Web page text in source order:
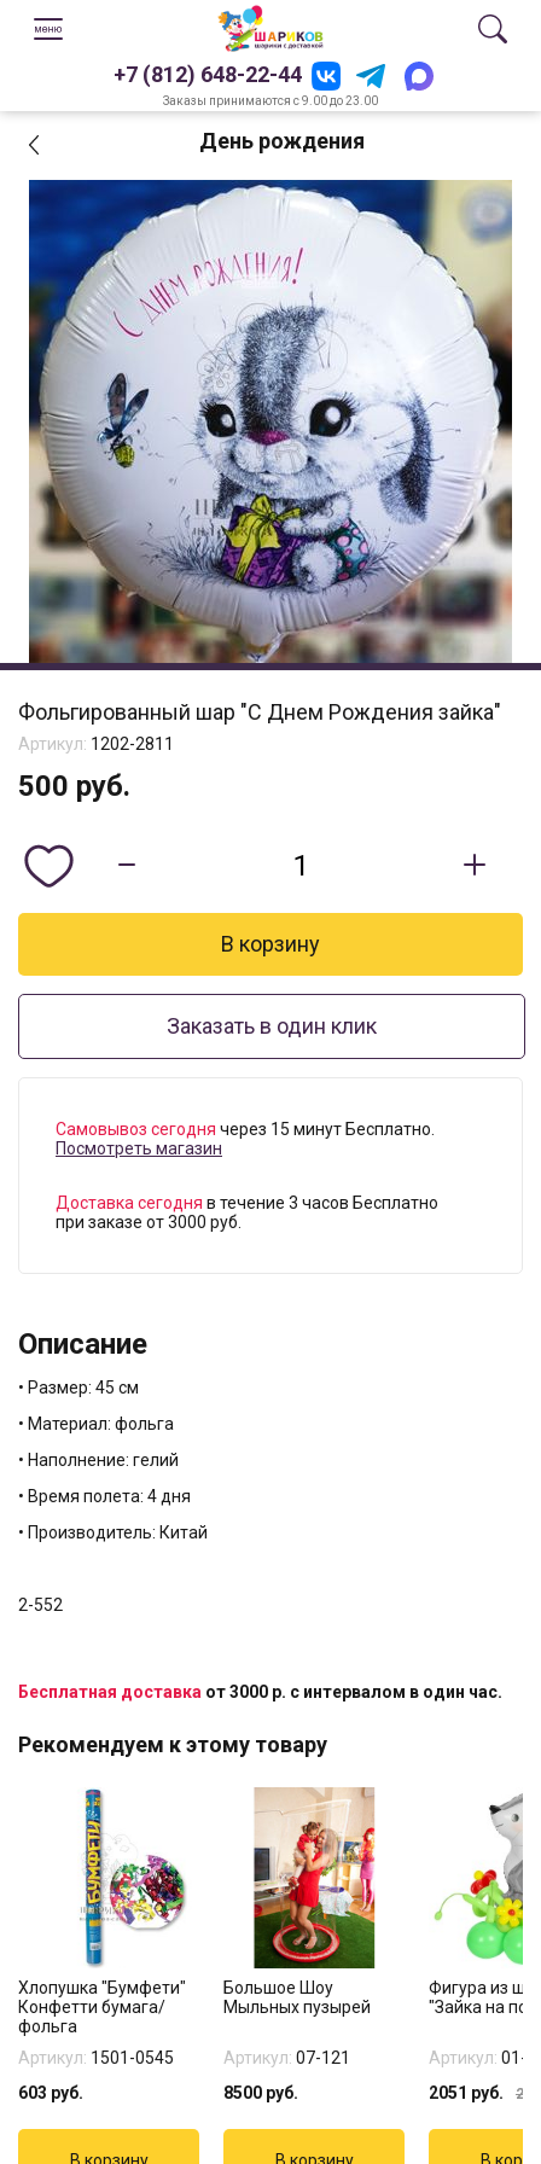
+7 (812) 648-22-44
Заказы принимаются с 9.00 до 23.00
День рождения
Фольгированный шар "С Днем Рождения зайка"
Артикул: 1202-2811
500 руб.
Заказать в один клик
Самовывоз сегодня через 15 минут Бесплатно.
Посмотреть магазин
Доставка сегодня в течение 3 часов Бесплатно
при заказе от 3000 руб.
Описание
• Размер: 45 см
• Материал: фольга
• Наполнение: гелий
• Время полета: 4 дня
• Производитель: Китай
2-552
Бесплатная доставка от 3000 р. с интервалом в один час.
Рекомендуем к этому товару
Хлопушка "Бумфети"
Конфетти бумага/
фольга
Артикул: 1501-0545
603 руб.
Большое Шоу
Мыльных пузырей
Артикул: 07-121
8500 руб.
Фигура из
"Зайка на
Артикул: 01-
2051 руб.